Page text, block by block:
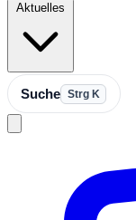
Aktuelles
Suche Strg K